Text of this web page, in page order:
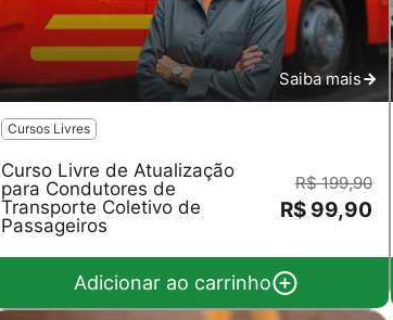
Saiba mais
Cursos Livres
Curso Livre de Atualização
para Condutores de
Transporte Coletivo de
Passageiros
R$ 199,90
R$ 99,90
Adicionar ao carrinho